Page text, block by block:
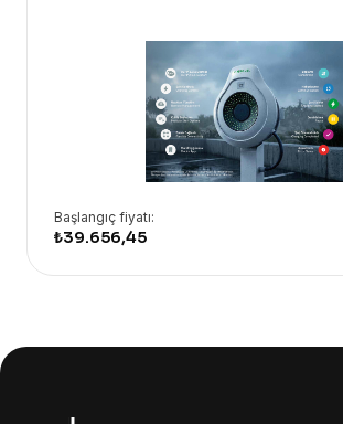
Başlangıç fiyatı:
₺39.656,45